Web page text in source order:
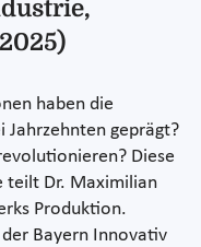
haben die
Jahrzehnten geprägt?
Diese
teilt Dr. Maximilian
Produktion.
Bayern Innovativ